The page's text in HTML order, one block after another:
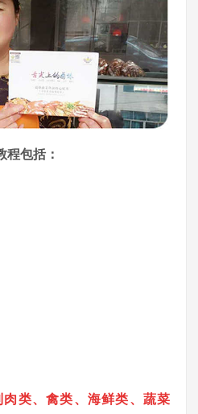
程包括：
类、禽类、海鲜类、蔬菜